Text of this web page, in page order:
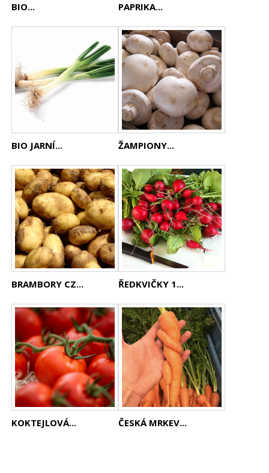
BIO... PAPRIKA...
BIO JARNÍ... ŽAMPIONY...
BRAMBORY CZ... ŘEDKVIČKY 1...
KOKTEJLOVÁ... ČESKÁ MRKEV...